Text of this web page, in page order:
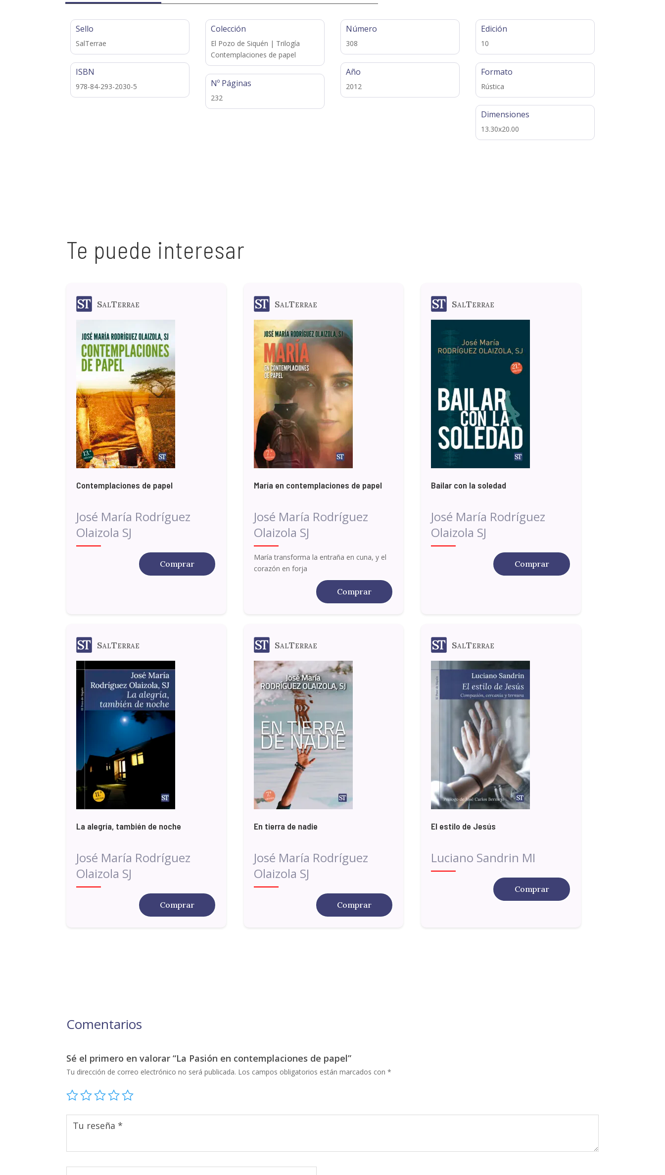
Sello
SalTerrae
ISBN
978-84-293-2030-5
Colección
El Pozo de Siquén | Trilogía
Contemplaciones de papel
Nº Páginas
232
Número
308
Año
2012
Edición
10
Formato
Rústica
Dimensiones
13.30x20.00
Te puede interesar
SalTerrae
Contemplaciones de papel
José María Rodríguez
Olaizola SJ
Comprar
SalTerrae
María en contemplaciones de papel
José María Rodríguez
Olaizola SJ
María transforma la entraña en cuna, y el
corazón en forja
Comprar
SalTerrae
Bailar con la soledad
José María Rodríguez
Olaizola SJ
Comprar
SalTerrae
La alegría, también de noche
José María Rodríguez
Olaizola SJ
Comprar
SalTerrae
En tierra de nadie
José María Rodríguez
Olaizola SJ
Comprar
SalTerrae
El estilo de Jesús
Luciano Sandrin MI
Comprar
Comentarios
Sé el primero en valorar “La Pasión en contemplaciones de papel”
Tu dirección de correo electrónico no será publicada. Los campos obligatorios están marcados con*